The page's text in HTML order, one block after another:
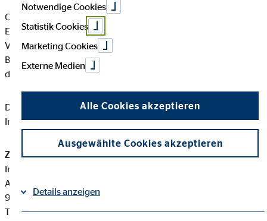
Claudia Schwiton ist ein Versicherungsvertreter mit
Erlaubnispflicht nach § 34 d Abs. 1 GewO, eingetragen in das
Vermittlerregister gemäß § 34d Abs. 10 GewO,
Bundesrepublik Deutschland Berufsrechtliche Regelung: § 34
d GewO, §§ 59 - 68 VVG, VersVermV
Diese berufsrechtlichen Regelungen können Sie auf folgender
Internetseite einsehen:www.gesetze-im-internet.de
Zuständige Erlaubnisbehörde:
Industrie- und Handelskammer Erfurt
Arnstädter Straße 34
99096 Erfurt
Tel: +49 361 3484 0
Notwendige Cookies
Statistik Cookies
Marketing Cookies
Externe Medien
Alle Cookies akzeptieren
Ausgewählte Cookies akzeptieren
Details anzeigen